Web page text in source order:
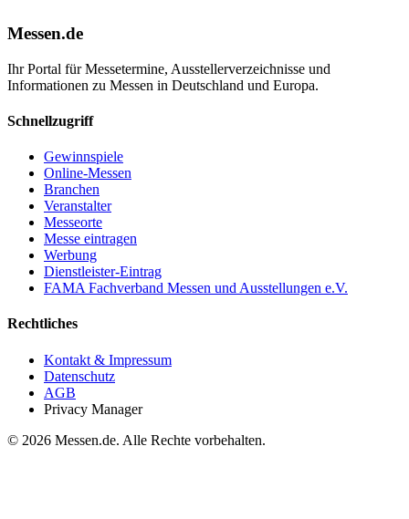
Messen.de
Ihr Portal für Messetermine, Ausstellerverzeichnisse und
Informationen zu Messen in Deutschland und Europa.
Schnellzugriff
Gewinnspiele
Online-Messen
Branchen
Veranstalter
Messeorte
Messe eintragen
Werbung
Dienstleister-Eintrag
FAMA Fachverband Messen und Ausstellungen e.V.
Rechtliches
Kontakt & Impressum
Datenschutz
AGB
Privacy Manager
© 2026 Messen.de. Alle Rechte vorbehalten.